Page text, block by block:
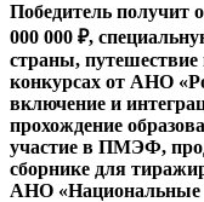
Победитель получит
000 000 ₽,
страны,
конкурсах от АНО
включение и
прохождение
участие в ПМЭФ,
сборнике для
АНО «Национальные